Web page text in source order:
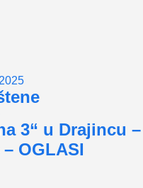
3“ u Drajincu –
OGLASI